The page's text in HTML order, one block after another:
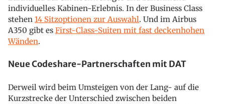
individuelles Kabinen-Erlebnis. In der Business Class
stehen 14 Sitzoptionen zur Auswahl. Und im Airbus
A350 gibt es First-Class-Suiten mit fast deckenhohen
Wänden.
Neue Codeshare-Partnerschaften mit DAT
Derweil wird beim Umsteigen von der Lang- auf die
Kurzstrecke der Unterschied zwischen beiden